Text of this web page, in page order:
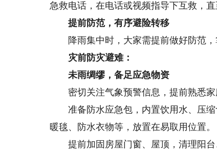
急救电话，在电话或视频指导下互救，直
提前防范，有序避险转移
降雨集中时，大家需提前做好防范，
灾前防灾避难：
未雨绸缪，备足应急物资
密切关注气象预警信息，提前熟悉家
准备防水应急包，内置饮用水、压缩
暖毯、防水衣物等，放置在易取用位置。
提前加固房屋门窗、屋顶，清理阳台